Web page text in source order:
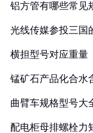
铝方管有哪些常见
光线传媒参投三国
横担型号对应重量
锰矿石产品化合水
曲臂车规格型号大
配电柜母排螺栓力